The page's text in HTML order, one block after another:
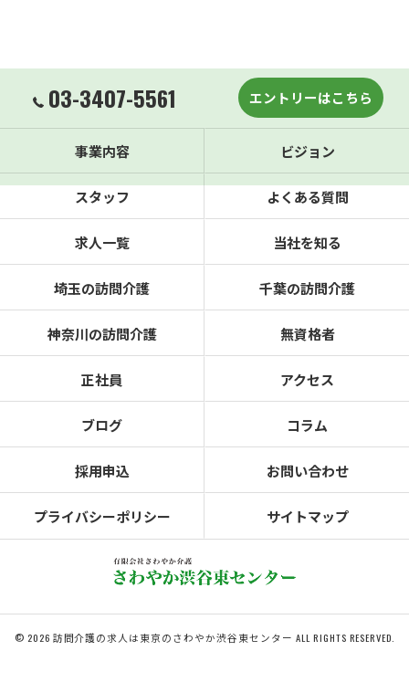
03-3407-5561 エントリーはこちら
事業内容 ビジョン
スタッフ よくある質問
求人一覧 当社を知る
埼玉の訪問介護 千葉の訪問介護
神奈川の訪問介護 無資格者
正社員 アクセス
ブログ コラム
採用申込 お問い合わせ
プライバシーポリシー サイトマップ
© 2026 訪問介護の求人は東京のさわやか渋谷東センター ALL RIGHTS RESERVED.